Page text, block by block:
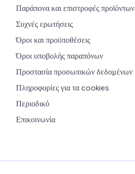
Παράπονα και επιστροφές προϊόντων
Συχνές ερωτήσεις
Όροι και προϋποθέσεις
Όροι υποβολής παραπόνων
Προστασία προσωπικών δεδομένων
Πληροφορίες για τα cookies
Περιοδικό
Επικοινωνία